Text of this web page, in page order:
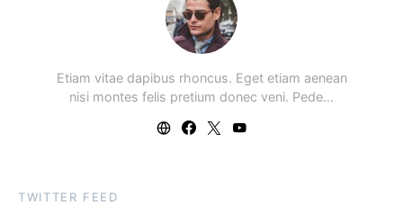
Etiam vitae dapibus rhoncus. Eget etiam aenean
nisi montes felis pretium donec veni. Pede…
TWITTER FEED